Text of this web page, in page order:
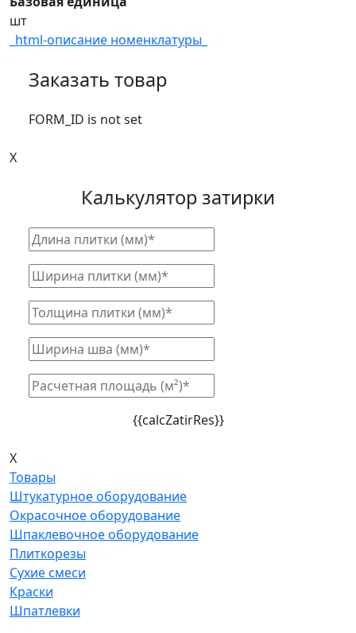
шт
_html-описание номенклатуры_
Заказать товар
FORM_ID is not set
X
Калькулятор затирки
{{calcZatirRes}}
X
Товары
Штукатурное оборудование
Окрасочное оборудование
Шпаклевочное оборудование
Плиткорезы
Сухие смеси
Краски
Шпатлевки